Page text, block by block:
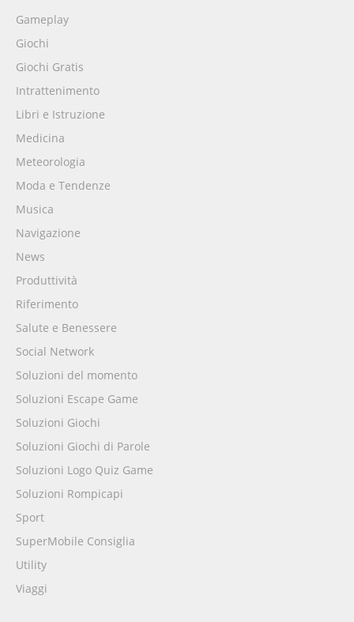
Gameplay
Giochi
Giochi Gratis
Intrattenimento
Libri e Istruzione
Medicina
Meteorologia
Moda e Tendenze
Musica
Navigazione
News
Produttività
Riferimento
Salute e Benessere
Social Network
Soluzioni del momento
Soluzioni Escape Game
Soluzioni Giochi
Soluzioni Giochi di Parole
Soluzioni Logo Quiz Game
Soluzioni Rompicapi
Sport
SuperMobile Consiglia
Utility
Viaggi